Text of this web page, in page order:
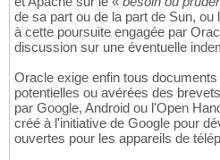
de sa part ou de la part de Sun,
à cette poursuite engagée par
discussion sur une éventuelle
Oracle exige enfin tous
potentielles ou avérées des
par Google, Android ou l'Open
créé à l'initiative de Google pour
ouvertes pour les appareils de